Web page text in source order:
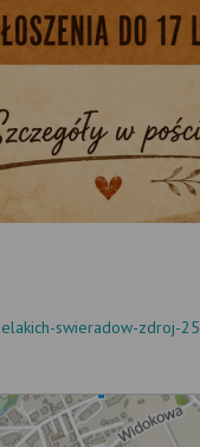
swieradow-zdroj-